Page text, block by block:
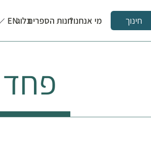
חינוך מי אנחנו?חנות הספריםבלוגEN
פחד